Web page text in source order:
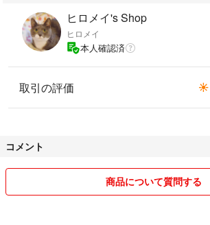
ヒロメイ's Shop
ヒロメイ
本人確認済
取引の評価
コメント
商品について質問する